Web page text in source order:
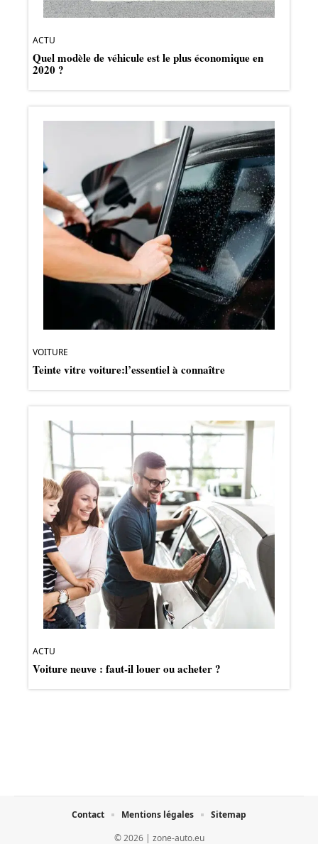
ACTU
Quel modèle de véhicule est le plus économique en
2020 ?
VOITURE
Teinte vitre voiture:l’essentiel à connaître
ACTU
Voiture neuve : faut-il louer ou acheter ?
© 2026 | zone-auto.eu
Contact Mentions légales Sitemap